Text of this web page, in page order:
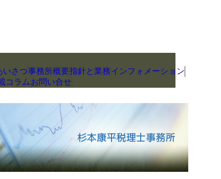
いさつ事務所概要指針と業務インフォメーション
コラム お問い合せ